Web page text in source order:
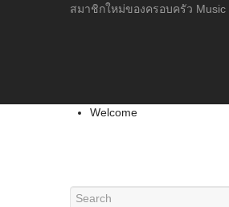
สมาชิกใหม่ของครอบครัว Music
Welcome